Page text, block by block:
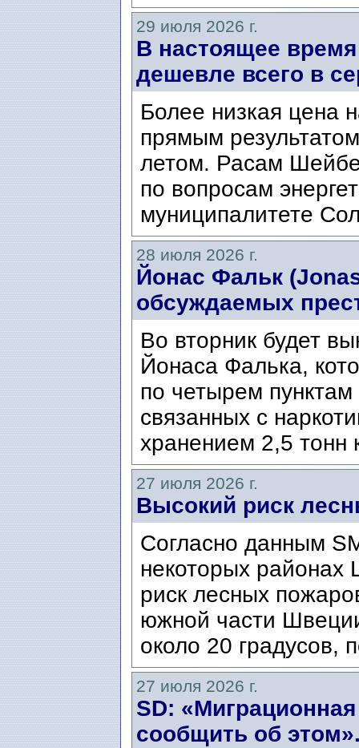
29 июля 2026 г.
В настоящее
дешевле всего в
Более низкая цена
прямым
летом. Расам
по вопросам
муниципалитете
28 июля 2026 г.
Йонас Фальк
обсуждаемых
Во вторник будет
Йонаса Фалька,
по четырем
связанных с
хранением 2,5 тонн
27 июля 2026 г.
Высокий риск
Согласно данным
некоторых районах
риск лесных
южной части
около 20 градусов,
27 июля 2026 г.
SD:
сообщить об